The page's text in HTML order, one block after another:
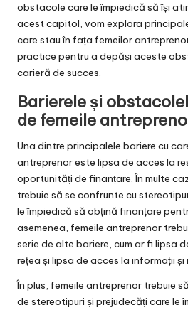
obstacole care le împiedică să își
acest capitol, vom explora
care stau în fața femeilor
practice pentru a depăși aceste
carieră de succes.
Barierele și
de femeile
Una dintre principalele bariere cu
antreprenor este lipsa de acces la
oportunități de finanțare. În multe
trebuie să se confrunte cu
le împiedică să obțină finanțare
asemenea, femeile antreprenor
serie de alte bariere, cum ar fi lipsa
rețea și lipsa de acces la informații și
În plus, femeile antreprenor trebuie
de stereotipuri și prejudecăți care le